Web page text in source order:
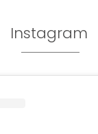
Instagram